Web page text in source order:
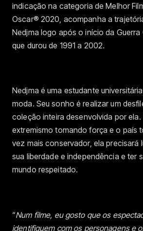
indicação na categoria de Melhor
Oscar® 2020, acompanha a
Nedjma logo após o início da Guerra
que durou de 1991 a 2002.
Nedjma é uma estudante
moda. Seu sonho é realizar um
coleção inteira desenvolvida por
extremismo tomando força e o país
vez mais conservador, ela precisará
sua liberdade e independência e ter
mundo respeitado.
“Num filme, eu gosto que os
identifiquem com os personagens e